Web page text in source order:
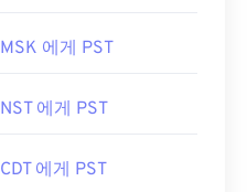
MSK 에게 PST
NST 에게 PST
CDT 에게 PST